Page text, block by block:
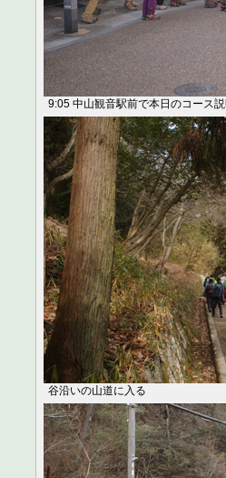
9:05 中山観音駅前で本日のコース
谷沿いの山道に入る